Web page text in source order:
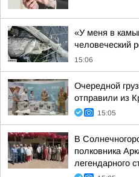
«У меня в
человеческий
15:06
Очередной
отправили из
15:05
В
полковника
легендарного